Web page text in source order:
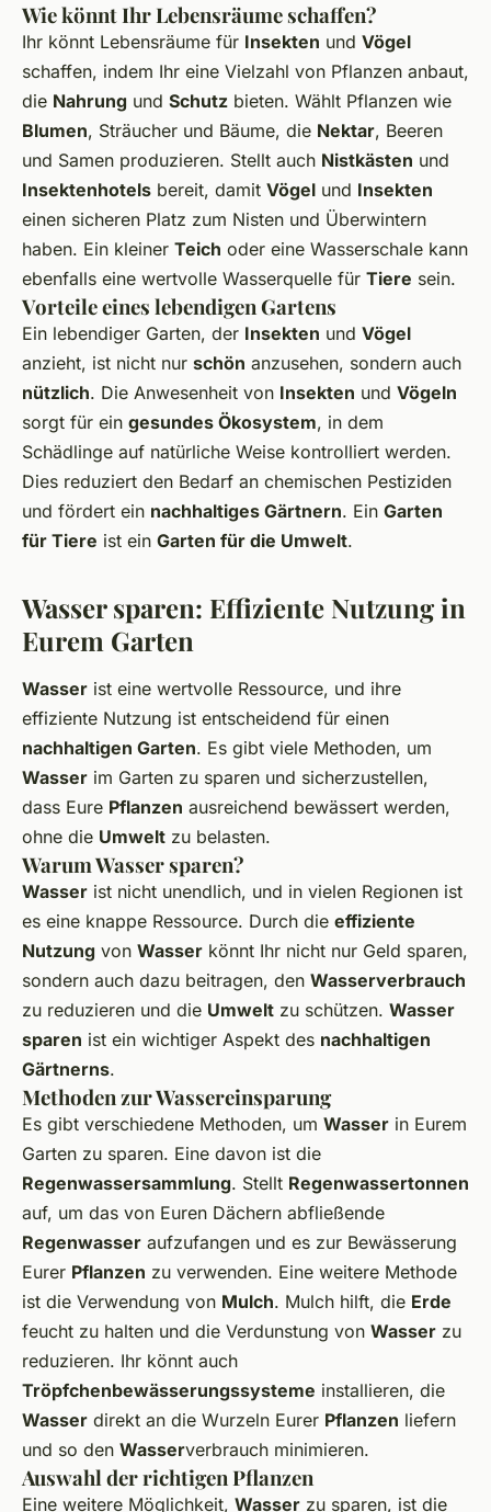
Wie könnt Ihr Lebensräume schaffen?
Ihr könnt Lebensräume für Insekten und Vögel
schaffen, indem Ihr eine Vielzahl von Pflanzen anbaut,
die Nahrung und Schutz bieten. Wählt Pflanzen wie
Blumen, Sträucher und Bäume, die Nektar, Beeren
und Samen produzieren. Stellt auch Nistkästen und
Insektenhotels bereit, damit Vögel und Insekten
einen sicheren Platz zum Nisten und Überwintern
haben. Ein kleiner Teich oder eine Wasserschale kann
ebenfalls eine wertvolle Wasserquelle für Tiere sein.
Vorteile eines lebendigen Gartens
Ein lebendiger Garten, der Insekten und Vögel
anzieht, ist nicht nur schön anzusehen, sondern auch
nützlich. Die Anwesenheit von Insekten und Vögeln
sorgt für ein gesundes Ökosystem, in dem
Schädlinge auf natürliche Weise kontrolliert werden.
Dies reduziert den Bedarf an chemischen Pestiziden
und fördert ein nachhaltiges Gärtnern. Ein Garten
für Tiere ist ein Garten für die Umwelt.
Wasser sparen: Effiziente Nutzung in
Eurem Garten
Wasser ist eine wertvolle Ressource, und ihre
effiziente Nutzung ist entscheidend für einen
nachhaltigen Garten. Es gibt viele Methoden, um
Wasser im Garten zu sparen und sicherzustellen,
dass Eure Pflanzen ausreichend bewässert werden,
ohne die Umwelt zu belasten.
Warum Wasser sparen?
Wasser ist nicht unendlich, und in vielen Regionen ist
es eine knappe Ressource. Durch die effiziente
Nutzung von Wasser könnt Ihr nicht nur Geld sparen,
sondern auch dazu beitragen, den Wasserverbrauch
zu reduzieren und die Umwelt zu schützen. Wasser
sparen ist ein wichtiger Aspekt des nachhaltigen
Gärtnerns.
Methoden zur Wassereinsparung
Es gibt verschiedene Methoden, um Wasser in Eurem
Garten zu sparen. Eine davon ist die
Regenwassersammlung. Stellt Regenwassertonnen
auf, um das von Euren Dächern abfließende
Regenwasser aufzufangen und es zur Bewässerung
Eurer Pflanzen zu verwenden. Eine weitere Methode
ist die Verwendung von Mulch. Mulch hilft, die Erde
feucht zu halten und die Verdunstung von Wasser zu
reduzieren. Ihr könnt auch
Tröpfchenbewässerungssysteme installieren, die
Wasser direkt an die Wurzeln Eurer Pflanzen liefern
und so den Wasserverbrauch minimieren.
Auswahl der richtigen Pflanzen
Eine weitere Möglichkeit, Wasser zu sparen, ist die